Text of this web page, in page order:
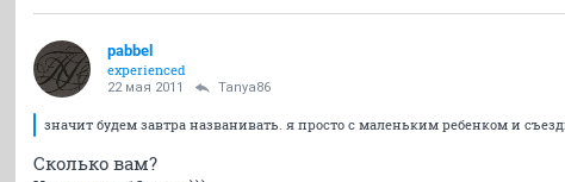
pabbel
experienced
22 мая 2011 Tanya86
значит будем завтра названивать. я просто с маленьким ребенком и
Сколько вам?